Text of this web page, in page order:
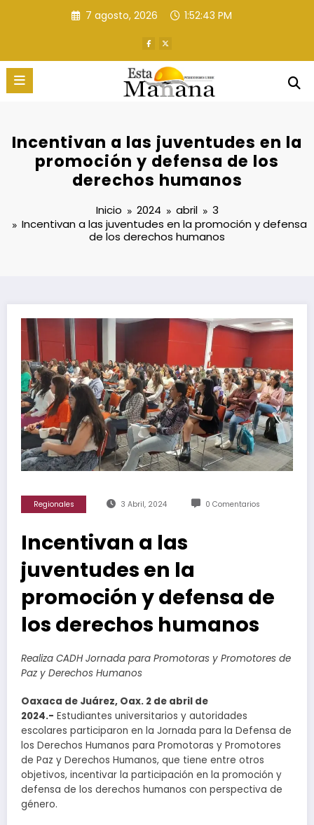
7 agosto, 2026 1:52:44 PM
Incentivan a las juventudes en la
promoción y defensa de los
derechos humanos
Inicio 2024 abril
3
Incentivan a las juventudes en la promoción y defensa
de los derechos humanos
Regionales 3 Abril, 2024 0 Comentarios
Incentivan a las
juventudes en la
promoción y defensa de
los derechos humanos
Realiza CADH Jornada para Promotoras y Promotores de
Paz y Derechos Humanos
Oaxaca de Juárez, Oax. 2 de abril de
2024.- Estudiantes universitarios y autoridades
escolares participaron en la Jornada para la Defensa de
los Derechos Humanos para Promotoras y Promotores
de Paz y Derechos Humanos, que tiene entre otros
objetivos, incentivar la participación en la promoción y
defensa de los derechos humanos con perspectiva de
género.